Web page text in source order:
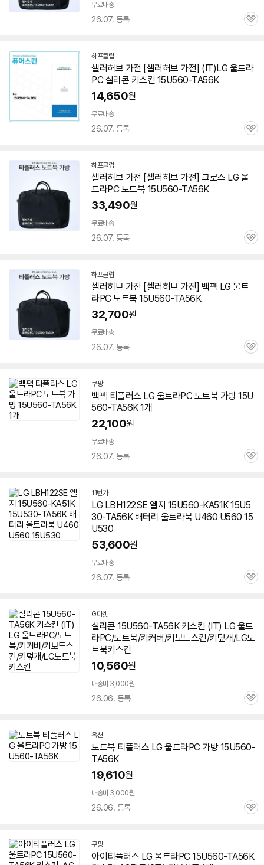
무료배송
26.07. 등록
관
하프클럽
셀러허브 가전 [셀러허브 가전] (IT)LG 울트라
PC 실리콘 키스킨 15U560-TA56K
14,650원
무료배송
26.07. 등록
관
하프클럽
셀러허브 가전 [셀러허브 가전] 크로스 LG 울
트라PC 노트북 15U560-TA56K
33,490원
무료배송
26.07. 등록
관
하프클럽
셀러허브 가전 [셀러허브 가전] 백팩 LG 울트
라PC 노트북 15U560-TA56K
32,700원
무료배송
26.07. 등록
관
쿠팡
백팩 티플러스 LG 울트라PC 노트북 가방15U
560-TA56K1개
22,100원
무료배송
26.07. 등록
관
11번가
LG LBH122SE 엘지 15U560-KA51K 15U5
30-TA56K 배터리 울트라북 U460 U560 15
U530
53,600원
무료배송
26.07. 등록
관
G마켓
실리콘 15U560-TA56K키스킨 (IT) LG 울트
라PC/노트북/키커버/키보드스킨/키덮개/LG노
트북키스킨
10,560원
배송비 3,000원
26.06. 등록
관
옥션
노트북 티플러스 LG 울트라PC 가방15U560-
TA56K
19,610원
배송비 3,000원
26.06. 등록
관
쿠팡
아이티플러스 LG 울트라PC15U560-TA56K